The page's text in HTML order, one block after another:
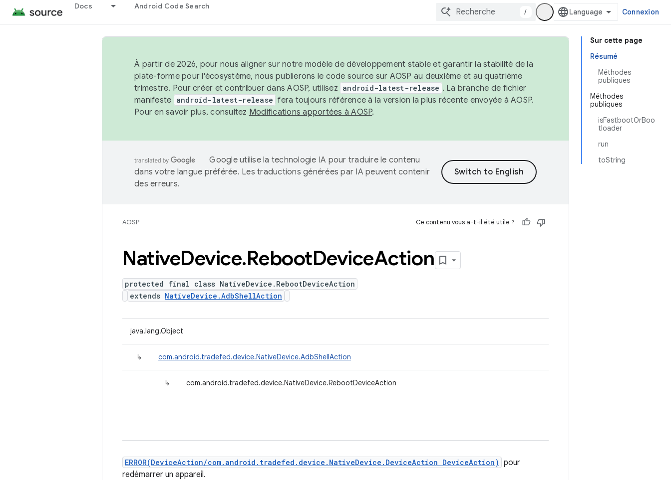
Docs Android Code Search
/ Connexion
Sur cette page
Résumé
Méthodes
publiques
Méthodes
publiques
isFastbootOrBoo
tloader
run
toString
À partir de 2026, pour nous aligner sur notre modèle de développement stable et garantir la stabilité de la
plate-forme pour l'écosystème, nous publierons le code source sur AOSP au deuxième et au quatrième
trimestre. Pour créer et contribuer dans AOSP, utilisez android-latest-release . La branche de fichier
manifeste android-latest-release fera toujours référence à la version la plus récente envoyée à AOSP.
Pour en savoir plus, consultez Modifications apportées à AOSP.
Google utilise la technologie IA pour traduire le contenu
dans votre langue préférée. Les traductions générées par IA peuvent contenir
des erreurs.
AOSP Ce contenu vous a-t-il été utile ?
NativeDevice.RebootDeviceAction
protected final class NativeDevice.RebootDeviceAction
extends NativeDevice.AdbShellAction
java.lang.Object
↳ com.android.tradefed.device.NativeDevice.AdbShellAction
↳ com.android.tradefed.device.NativeDevice.RebootDeviceAction
ERROR(DeviceAction/com.android.tradefed.device.NativeDevice.DeviceAction DeviceAction) pour
redémarrer un appareil.